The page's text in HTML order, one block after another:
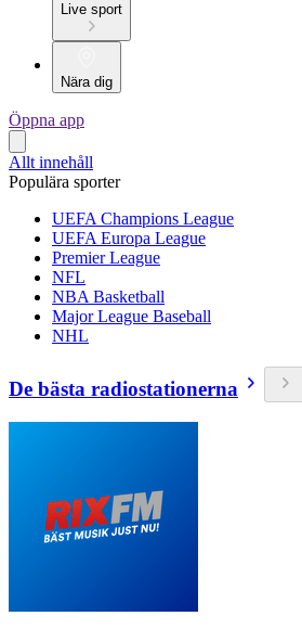
Live sport
Nära dig
Öppna app
Allt innehåll
Populära sporter
UEFA Champions League
UEFA Europa League
Premier League
NFL
NBA Basketball
Major League Baseball
NHL
De bästa radiostationerna